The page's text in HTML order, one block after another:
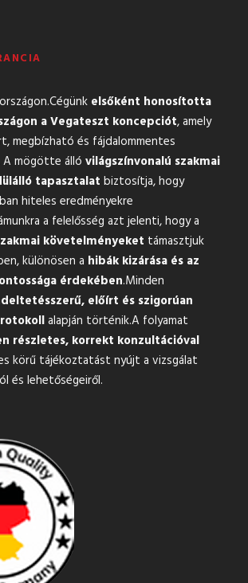
elsőként honosította
a Vegateszt koncepciót, amely
megbízható és fájdalommentes
A mögötte álló világszínvonalú szakmai
tapasztalat biztosítja, hogy
hiteles eredményekre
a felelősség azt jelenti, hogy a
követelményeket támasztjuk
különösen a hibák kizárása és az
érdekében.Minden
előírt és szigorúan
alapján történik.A folyamat
részletes, korrekt konzultációval
körű tájékoztatást nyújt a vizsgálat
és lehetőségeiről.